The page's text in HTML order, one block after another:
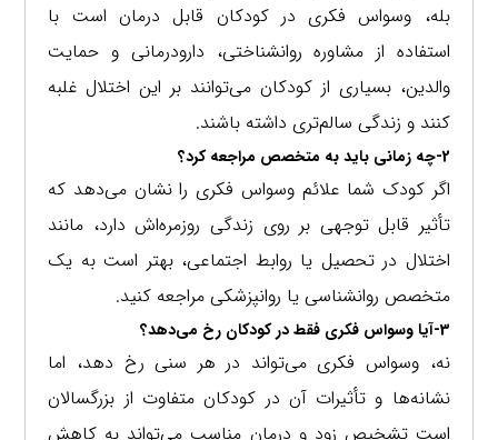
بله، وسواس فکری در کودکان قابل درمان است با
استفاده از مشاوره روانشناختی، دارودرمانی و حمایت
والدین، بسیاری از کودکان می‌توانند بر این اختلال غلبه
کنند و زندگی سالم‌تری داشته باشند.
2-چه زمانی باید به متخصص مراجعه کرد؟
اگر کودک شما علائم وسواس فکری را نشان می‌دهد که
تأثیر قابل توجهی بر روی زندگی روزمره‌اش دارد، مانند
اختلال در تحصیل یا روابط اجتماعی، بهتر است به یک
متخصص روانشناسی یا روانپزشکی مراجعه کنید.
3-آیا وسواس فکری فقط در کودکان رخ می‌دهد؟
نه، وسواس فکری می‌تواند در هر سنی رخ دهد، اما
نشانه‌ها و تأثیرات آن در کودکان متفاوت از بزرگسالان
است تشخیص زود و درمان مناسب می‌تواند به کاهش